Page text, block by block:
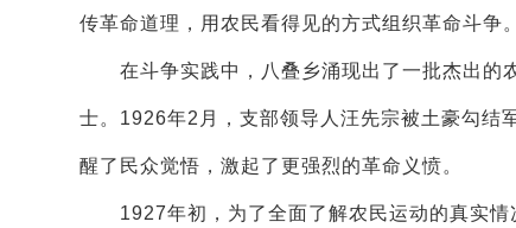
传革命道理，用农民看得见的方式组织革命斗争。
在斗争实践中，八叠乡涌现出了一批杰出的
士。1926年2月，支部领导人汪先宗被土豪勾结
醒了民众觉悟，激起了更强烈的革命义愤。
1927年初，为了全面了解农民运动的真实情